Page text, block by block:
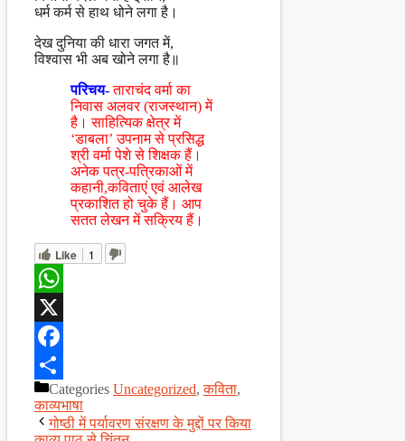
धर्म कर्म से हाथ धोने लगा है।
देख दुनिया की धारा जगत में,
विश्वास भी अब खोने लगा है॥
परिचय-ताराचंद वर्मा का
निवास अलवर (राजस्थान) में
है। साहित्यिक क्षेत्र में
‘डाबला’ उपनाम से प्रसिद्ध
श्री वर्मा पेशे से शिक्षक हैं।
अनेक पत्र-पत्रिकाओं में
कहानी,कविताएं एवं आलेख
प्रकाशित हो चुके हैं। आप
सतत लेखन में सक्रिय हैं।
Like 1
WhatsApp
X
Facebook
ShareCategories Uncategorized,कविता,
काव्यभाषा
गोष्ठी में पर्यावरण संरक्षण के मुद्दों पर किया